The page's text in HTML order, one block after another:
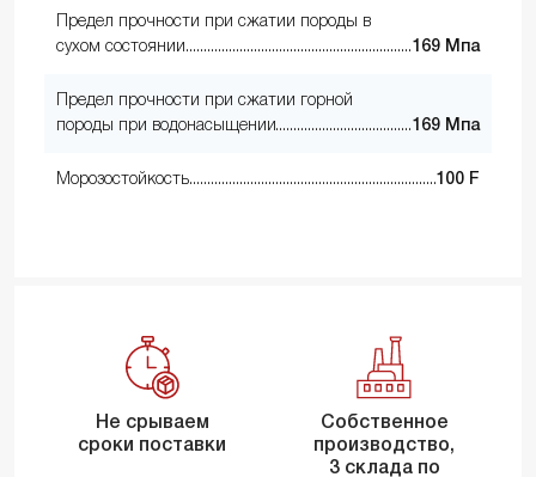
Предел прочности при сжатии породы в
сухом состоянии
169 Мпа
Предел прочности при сжатии горной
породы при водонасыщении
169 Мпа
Морозостойкость 100 F
Не срываем
сроки поставки
Собственное
производство,
3 склада по